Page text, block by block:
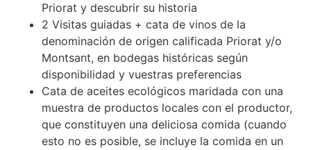
Priorat y descubrir su historia
2 Visitas guiadas + cata de vinos de la
denominación de origen calificada Priorat y/o
Montsant, en bodegas históricas según
disponibilidad y vuestras preferencias
Cata de aceites ecológicos maridada con una
muestra de productos locales con el productor,
que constituyen una deliciosa comida (cuando
esto no es posible, se incluye la comida en un